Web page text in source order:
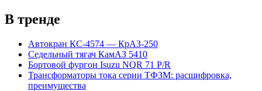
В тренде
Автокран КС-4574 — КрАЗ-250
Седельный тягач КамАЗ 5410
Бортовой фургон Isuzu NQR 71 P/R
Трансформаторы тока серии ТФЗМ: расшифровка,
преимущества